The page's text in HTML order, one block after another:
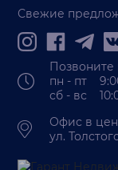
Свежие
Позвоните
пн - пт
сб - вс
Офис в
ул.